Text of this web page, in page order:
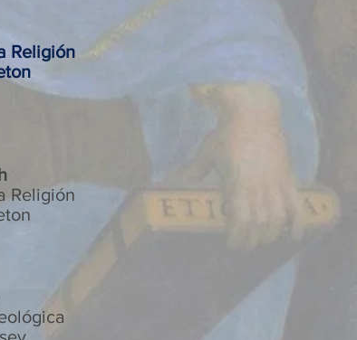
Religión
Religión